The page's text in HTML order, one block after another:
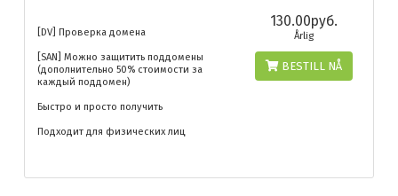
[DV] Проверка домена
[SAN] Можно защитить поддомены
(дополнительно 50% стоимости за
каждый поддомен)
Быстро и просто получить
Подходит для физических лиц
130.00руб.
Årlig
BESTILL NÅ